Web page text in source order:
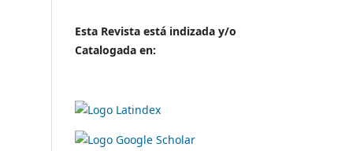
Esta Revista está indizada y/o
Catalogada en: